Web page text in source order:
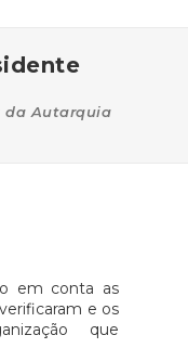
da Autarquia
em conta as
e os
que